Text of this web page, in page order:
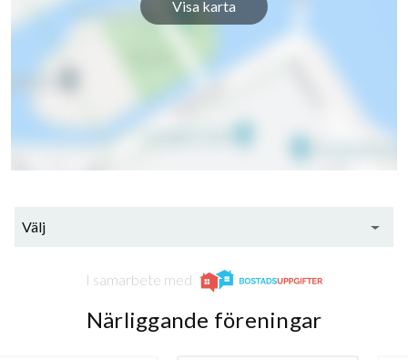
Visa karta
Välj
I samarbete med
Närliggande föreningar